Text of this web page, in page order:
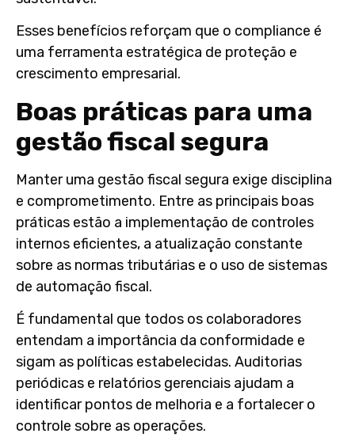
Esses benefícios reforçam que o compliance é
uma ferramenta estratégica de proteção e
crescimento empresarial.
Boas práticas para uma
gestão fiscal segura
Manter uma gestão fiscal segura exige disciplina
e comprometimento. Entre as principais boas
práticas estão a implementação de controles
internos eficientes, a atualização constante
sobre as normas tributárias e o uso de sistemas
de automação fiscal.
É fundamental que todos os colaboradores
entendam a importância da conformidade e
sigam as políticas estabelecidas. Auditorias
periódicas e relatórios gerenciais ajudam a
identificar pontos de melhoria e a fortalecer o
controle sobre as operações.